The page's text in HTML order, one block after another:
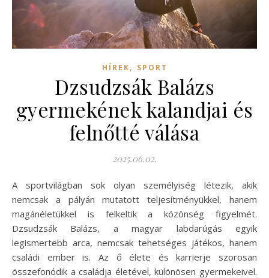
HÍREK, SPORT
Dzsudzsák Balázs
gyermekének kalandjai és
felnőtté válása
2025.06.02.
A sportvilágban sok olyan személyiség létezik, akik
nemcsak a pályán mutatott teljesítményükkel, hanem
magánéletükkel is felkeltik a közönség figyelmét.
Dzsudzsák Balázs, a magyar labdarúgás egyik
legismertebb arca, nemcsak tehetséges játékos, hanem
családi ember is. Az ő élete és karrierje szorosan
összefonódik a családja életével, különösen gyermekeivel.